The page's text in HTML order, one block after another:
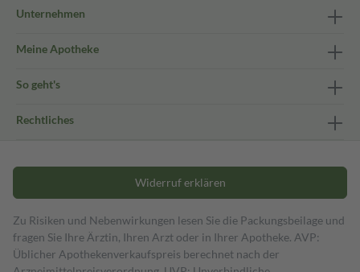
Unternehmen
Meine Apotheke
So geht's
Rechtliches
Widerruf erklären
Zu Risiken und Nebenwirkungen lesen Sie die Packungsbeilage und
fragen Sie Ihre Ärztin, Ihren Arzt oder in Ihrer Apotheke. AVP:
Üblicher Apothekenverkaufspreis berechnet nach der